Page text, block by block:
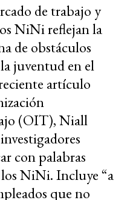
de trabajo y
NiNi reflejan la
de obstáculos
juventud en el
artículo
(OIT), Niall
con palabras
NiNi. Incluye “a
que no